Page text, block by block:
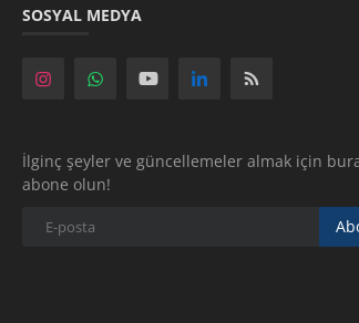
SOSYAL MEDYA
İlginç şeyler ve güncellemeler almak için
abone olun!